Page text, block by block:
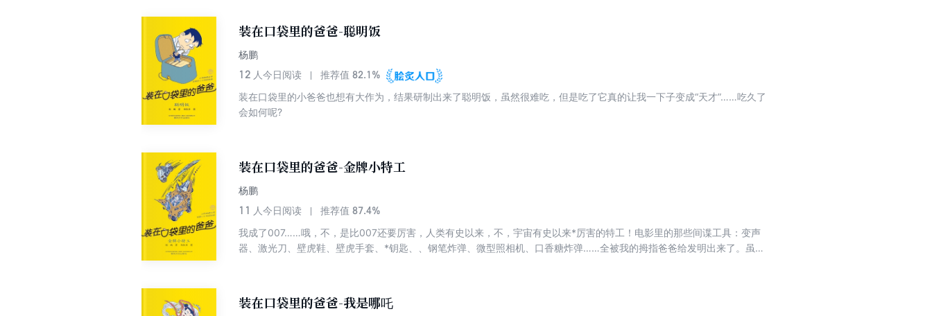
装在口袋里的爸爸-聪明饭
杨鹏
12 人今日阅读 推荐值 82.1%
装在口袋里的小爸爸也想有大作为，结果研制出来了聪明饭，虽然很难吃，但是吃了它真的让我一下子变成“天才”……吃久了
会如何呢?
装在口袋里的爸爸-金牌小特工
杨鹏
11 人今日阅读 推荐值 87.4%
我成了007……哦，不，是比007还要厉害，人类有史以来，不，宇宙有史以来*厉害的特工！电影里的那些间谍工具：变声
器、激光刀、壁虎鞋、壁虎手套、*钥匙、、钢笔炸弹、微型照相机、口香糖炸弹……全被我的拇指爸爸给发明出来了。虽然
装在口袋里的爸爸-我是哪吒